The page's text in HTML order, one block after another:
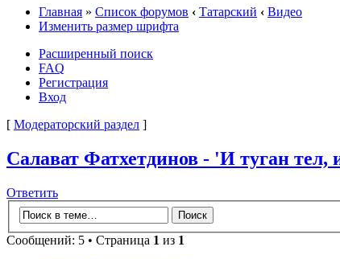
Главная » Список форумов ‹ Татарский ‹ Видео
Изменить размер шрифта
Расширенный поиск
FAQ
Регистрация
Вход
[ Модераторский раздел ]
Салават Фатхетдинов - 'И туган тел,
Ответить
Сообщений: 5 • Страница 1 из 1